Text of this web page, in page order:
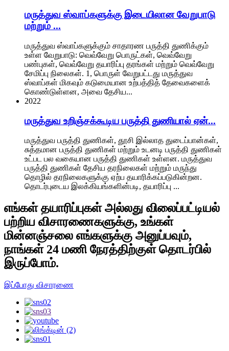
மருத்துவ ஸ்வாப்களுக்கு இடையிலான வேறுபாடு
மற்றும் ...
மருத்துவ ஸ்வாப்களுக்கும் சாதாரண பருத்தி துணிக்கும்
உள்ள வேறுபாடு: வெவ்வேறு பொருட்கள், வெவ்வேறு
பண்புகள், வெவ்வேறு தயாரிப்பு தரங்கள் மற்றும் வெவ்வேறு
சேமிப்பு நிலைகள். 1, பொருள் வேறுபட்டது மருத்துவ
ஸ்வாப்கள் மிகவும் கடுமையான உற்பத்தித் தேவைகளைக்
கொண்டுள்ளன, அவை தேசிய...
2022
மருத்துவ உறிஞ்சக்கூடிய பருத்தி துணியால் ஏன்...
மருத்துவ பருத்தி துணிகள், தூசி இல்லாத துடைப்பான்கள்,
சுத்தமான பருத்தி துணிகள் மற்றும் உடனடி பருத்தி துணிகள்
உட்பட பல வகையான பருத்தி துணிகள் உள்ளன. மருத்துவ
பருத்தி துணிகள் தேசிய தரநிலைகள் மற்றும் மருந்து
தொழில் தரநிலைகளுக்கு ஏற்ப தயாரிக்கப்படுகின்றன.
தொடர்புடைய இலக்கியங்களின்படி, தயாரிப்பு ...
எங்கள் தயாரிப்புகள் அல்லது விலைப்பட்டியல்
பற்றிய விசாரணைகளுக்கு, உங்கள்
மின்னஞ்சலை எங்களுக்கு அனுப்பவும்,
நாங்கள் 24 மணி நேரத்திற்குள் தொடர்பில்
இருப்போம்.
இப்போது விசாரணை